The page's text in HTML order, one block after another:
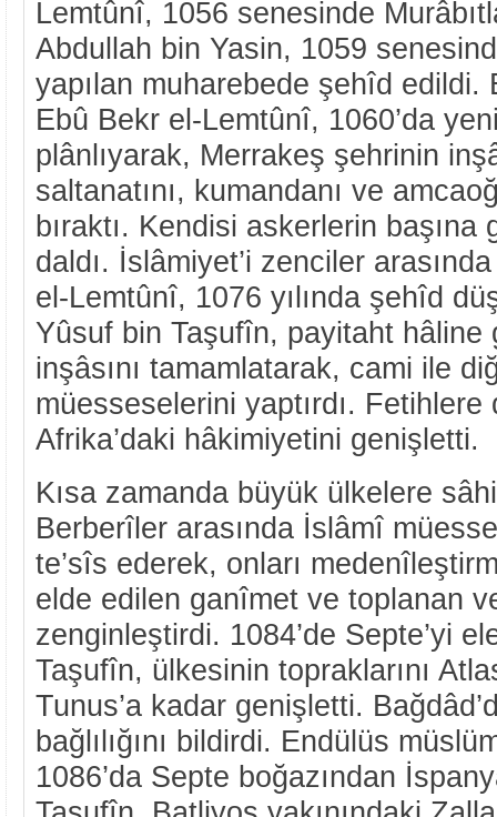
Lemtûnî, 1056 senesinde
Abdullah bin Yasin, 1059
yapılan muharebede şehîd edildi.
Ebû Bekr el-Lemtûnî, 1060’da
plânlıyarak, Merrakeş şehrinin
saltanatını, kumandanı ve
bıraktı. Kendisi askerlerin
daldı. İslâmiyet’i zenciler
el-Lemtûnî, 1076 yılında şehîd
Yûsuf bin Taşufîn, payitaht hâline
inşâsını tamamlatarak, cami ile
müesseselerini yaptırdı.
Afrika’daki hâkimiyetini genişletti.
Kısa zamanda büyük ülkelere
Berberîler arasında İslâmî
te’sîs ederek, onları
elde edilen ganîmet ve toplanan
zenginleştirdi. 1084’de Septe’yi
Taşufîn, ülkesinin topraklarını
Tunus’a kadar genişletti.
bağlılığını bildirdi. Endülüs
1086’da Septe boğazından